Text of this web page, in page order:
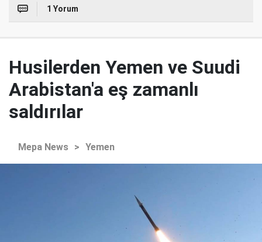
1 Yorum
Husilerden Yemen ve Suudi
Arabistan'a eş zamanlı
saldırılar
Mepa News > Yemen